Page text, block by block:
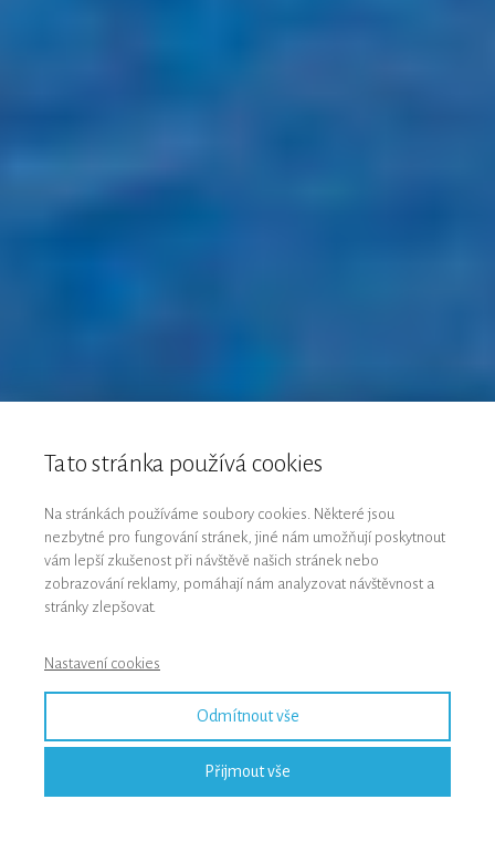
Tato stránka používá cookies
Na stránkách používáme soubory cookies. Některé jsou
nezbytné pro fungování stránek, jiné nám umožňují poskytnout
vám lepší zkušenost při návštěvě našich stránek nebo
zobrazování reklamy, pomáhají nám analyzovat návštěvnost a
stránky zlepšovat.
Nastavení cookies
Odmítnout vše
Přijmout vše